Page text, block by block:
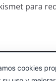
para
Correr en La
cookies